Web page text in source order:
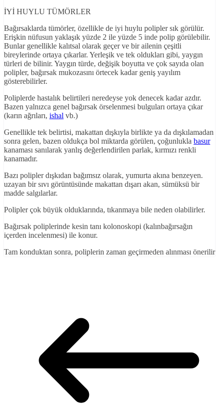
İYİ HUYLU TÜMÖRLER
Bağırsaklarda tümörler, özellikle de iyi huylu polipler sık görülür.
Erişkin nüfusun yaklaşık yüzde 2 ile yüzde 5 inde polip görülebilir.
Bunlar genellikle kalıtsal olarak geçer ve bir ailenin çeşitli
bireylerinde ortaya çıkarlar. Yerleşik ve tek oldukları gibi, yaygın
türleri de bilinir. Yaygın türde, değişik boyutta ve çok sayıda olan
polipler, bağırsak mukozasını örtecek kadar geniş yayılım
gösterebilirler.
Poliplerde hastalık belirtileri neredeyse yok denecek kadar azdır.
Bazen yalnızca genel bağırsak örselenmesi bulguları ortaya çıkar
(karın ağrıları, ishal vb.)
Genellikle tek belirtisi, makattan dışkıyla birlikte ya da dışkılamadan
sonra gelen, bazen oldukça bol miktarda görülen, çoğunlukla basur
kanaması sanılarak yanlış değerlendirilen parlak, kırmızı renkli
kanamadır.
Bazı polipler dışkıdan bağımsız olarak, yumurta akına benzeyen.
uzayan bir sıvı görüntüsünde makattan dışarı akan, sümüksü bir
madde salgılarlar.
Polipler çok büyük olduklarında, tıkanmaya bile neden olabilirler.
Bağırsak poliplerinde kesin tanı kolonoskopi (kalınbağırsağın
içerden incelenmesi) ile konur.
Tam konduktan sonra, poliplerin zaman geçirmeden alınması önerilir